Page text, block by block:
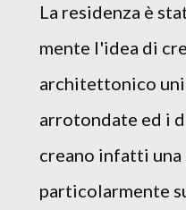
La residenza è
mente l'idea di
architettonico
arrotondate ed i
creano infatti
particolarmente